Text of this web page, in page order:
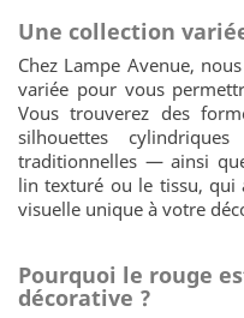
Une collection
Chez Lampe Avenue,
variée pour vous
Vous trouverez des
silhouettes
traditionnelles — ainsi
lin texturé ou le tissu, qui
visuelle unique à votre
Pourquoi le rouge
décorative ?